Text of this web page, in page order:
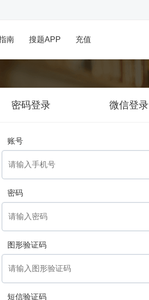
南 搜题APP 充值
密码登录 微信登录
账号
密码
图形验证码
短信验证码